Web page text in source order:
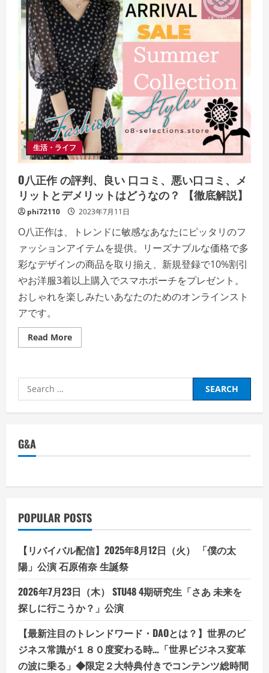
ン
ナ
【徹
底
解
説】
評
判、
良
い
口
コ
ミ、
悪
い
口
コ
ミ、
メ
リ
ッ
ト
と
デ
メ
リ
ッ
ト!!
生活・ライフ
O八正作 の評判、良い 口コミ、悪い口コミ、メ
リットとデメリットはどうなの？ 【徹底解説】
phi72110 2023年7月11日
O八正作は、トレンドに敏感なあなたにピッタリのフ
ァッションアイテムを提供。リーズナブルな価格で多
彩なデザインの商品を取り揃え、新規登録で10%割引
やお洋服3着以上購入でスマホポーチをプレゼント。
おしゃれを楽しみたいあなたのためのオンラインスト
アです。
Read MoreRead
more
正
評
判、
ミ、
コ
リ
ッ
ト
デ
メ
リ
ッ
ト
は
ど
う
な
の？
【徹
底
解
説】
Search
for:
G&A
POPULAR POSTS
【リバイバル配信】2025年8月12日（火） 「僕の太
陽」公演 石原侑奈 生誕祭
2026年7月23日（木） STU48 4期研究生「さあ 未来を
探しに行こうか？」公演
【最新注目のトレンドワード・DAOとは？】世界のビ
ジネス常識が１８０度変わる時…「世界ビジネス変革
の波に乗る」◆限定２大特典付きでコンテンツ総時間